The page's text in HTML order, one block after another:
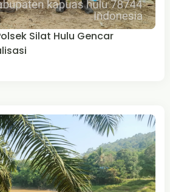
Silat Hulu Gencar